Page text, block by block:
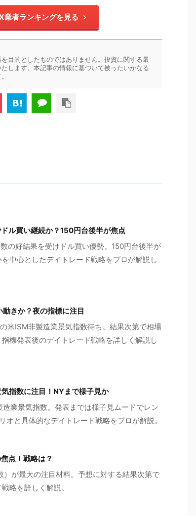
業者ランキングを見る
目的としたものではありません。投資に関する最
します。本記事の情報に基づいて被ったいかなる
ル買い継続か？150円台後半が焦点
の好結果を受けドル買い優勢。150円台後半が
中心としたデイトレード戦略をプロが解説し
きか？夜の指標に注目
米ISM非製造業景気指数待ち。結果次第で相場
標発表後のデイトレード戦略を詳しく解説し
指数に注目！NYまで様子見か
業景気指数。発表までは様子見ムードでレン
と具体的なデイトレード戦略をプロが解説。
点！戦略は？
が最大の注目材料。予想に対する結果次第で
略を詳しく解説。